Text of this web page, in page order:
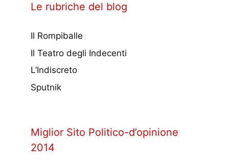
Le rubriche del blog
Il Rompiballe
Il Teatro degli Indecenti
L’Indiscreto
Sputnik
Miglior Sito Politico-d’opinione
2014